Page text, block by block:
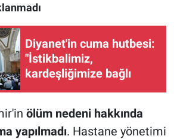
Diyanet'in cuma hutbesi:
"İstikbalimiz,
kardeşliğimize bağlı
ölüm nedeni hakkında
yapılmadı. Hastane yönetimi